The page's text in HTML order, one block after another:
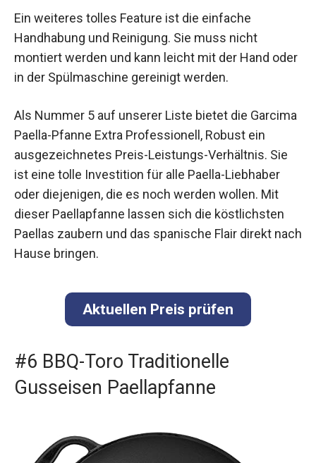
Ein weiteres tolles Feature ist die einfache
Handhabung und Reinigung. Sie muss nicht
montiert werden und kann leicht mit der Hand oder
in der Spülmaschine gereinigt werden.
Als Nummer 5 auf unserer Liste bietet die Garcima
Paella-Pfanne Extra Professionell, Robust ein
ausgezeichnetes Preis-Leistungs-Verhältnis. Sie
ist eine tolle Investition für alle Paella-Liebhaber
oder diejenigen, die es noch werden wollen. Mit
dieser Paellapfanne lassen sich die köstlichsten
Paellas zaubern und das spanische Flair direkt nach
Hause bringen.
Aktuellen Preis prüfen
#6 BBQ-Toro Traditionelle
Gusseisen Paellapfanne